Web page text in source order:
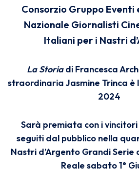
Consorzio Gruppo Eventi
Nazionale Giornalisti
Italiani per i Nastri
La Storiadi Francesca
straordinaria Jasmine Trinca è
2024
Sarà premiata con i vincitori
seguiti dal pubblico nella
Nastri d’Argento Grandi Serie
Reale sabato 1°